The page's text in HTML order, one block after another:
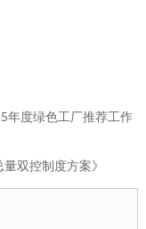
年度绿色工厂推荐工作
双控制度方案》